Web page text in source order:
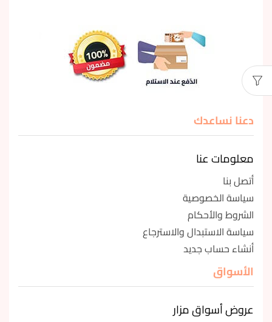
دعنا نساعدك
معلومات عنا
أتصل بنا
سياسة الخصوصية
الشروط والأحكام
سياسة الاستبدال والاسترجاع
أنشاء حساب جديد
الأسواق
عروض أسواق مزار